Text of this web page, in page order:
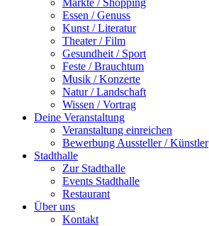
Essen / Genuss
Kunst / Literatur
Theater / Film
Gesundheit / Sport
Feste / Brauchtum
Musik / Konzerte
Natur / Landschaft
Wissen / Vortrag
Deine Veranstaltung
Veranstaltung einreichen
Bewerbung Aussteller / Künstler
Stadthalle
Zur Stadthalle
Events Stadthalle
Restaurant
Über uns
Kontakt